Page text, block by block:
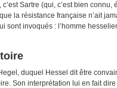
Sartre (qui, c’est bien connu,
la résistance française n’ait
sont invoqués : l’homme
duquel Hessel dit être
Son interprétation lui en fait dire